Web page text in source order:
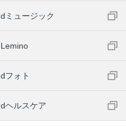
dミュージック
Lemino
dフォト
dヘルスケア